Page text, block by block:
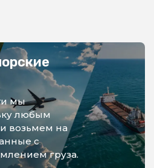
мы
любым
возьмем на
с
груза.